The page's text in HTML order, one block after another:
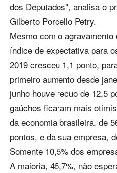
dos Deputados", analisa o
Gilberto Porcello Petry.
Mesmo com o
índice de expectativa para
2019 cresceu 1,1 ponto,
primeiro aumento desde
junho houve recuo de 12,5
gaúchos ficaram mais
da economia brasileira, de
pontos, e da sua empresa,
Somente 10,5% dos
A maioria, 45,7%, não